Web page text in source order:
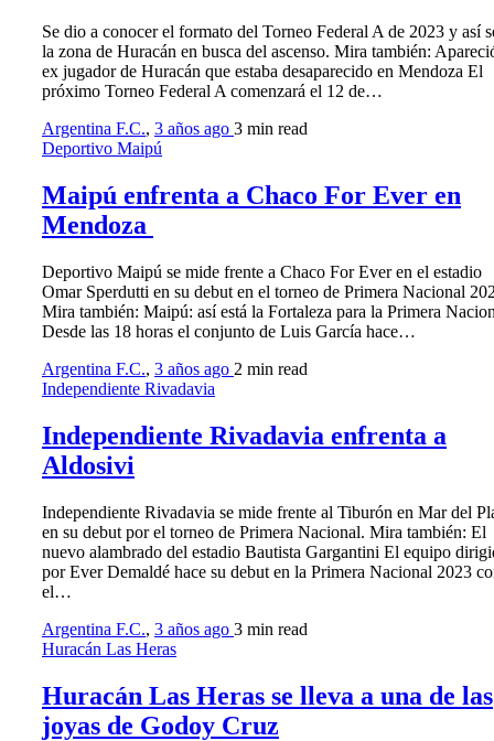
Se dio a conocer el formato del Torneo Federal A de 2023 y así
la zona de Huracán en busca del ascenso. Mira también:
ex jugador de Huracán que estaba desaparecido en Mendoza El
próximo Torneo Federal A comenzará el 12 de…
Argentina F.C., 3 años ago 3 min read
Deportivo Maipú
Maipú enfrenta a Chaco For Ever en
Mendoza
Deportivo Maipú se mide frente a Chaco For Ever en el estadio
Omar Sperdutti en su debut en el torneo de Primera Nacional
Mira también: Maipú: así está la Fortaleza para la Primera
Desde las 18 horas el conjunto de Luis García hace…
Argentina F.C., 3 años ago 2 min read
Independiente Rivadavia
Independiente Rivadavia enfrenta a
Aldosivi
Independiente Rivadavia se mide frente al Tiburón en Mar del
en su debut por el torneo de Primera Nacional. Mira también: El
nuevo alambrado del estadio Bautista Gargantini El equipo
por Ever Demaldé hace su debut en la Primera Nacional 2023
el…
Argentina F.C., 3 años ago 3 min read
Huracán Las Heras
Huracán Las Heras se lleva a una de las
joyas de Godoy Cruz